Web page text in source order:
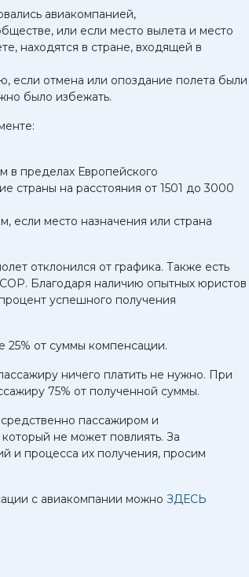
авиакомпанией,
или если место вылета и место
находятся в стране, входящей в
если отмена или опоздание полета были
было избежать.
в пределах Европейского
страны на расстояния от 1501 до 3000
если место назначения или страна
отклонился от графика. Также есть
Благодаря наличию опытных юристов
успешного получения
25% от суммы компенсации.
ничего платить не нужно. При
75% от полученной суммы.
пассажиром и
не может повлиять. За
и процесса их получения, просим
с авиакомпании можно ЗДЕСЬ